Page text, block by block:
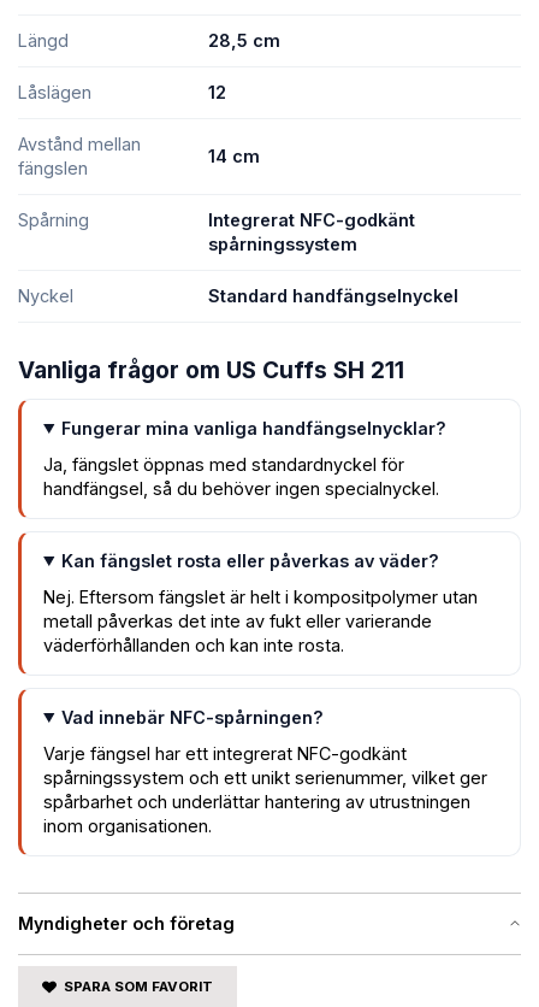
Myndigheter och företag
Längd 28,5 cm
Låslägen 12
Avstånd mellan
fängslen
14 cm
Spårning
Integrerat NFC-godkänt
spårningssystem
Nyckel Standard handfängselnyckel
Vanliga frågor om US Cuffs SH 211
Fungerar mina vanliga handfängselnycklar?
Ja, fängslet öppnas med standardnyckel för
handfängsel, så du behöver ingen specialnyckel.
Kan fängslet rosta eller påverkas av väder?
Nej. Eftersom fängslet är helt i kompositpolymer utan
metall påverkas det inte av fukt eller varierande
väderförhållanden och kan inte rosta.
Vad innebär NFC-spårningen?
Varje fängsel har ett integrerat NFC-godkänt
spårningssystem och ett unikt serienummer, vilket ger
spårbarhet och underlättar hantering av utrustningen
inom organisationen.
SPARA SOM FAVORIT